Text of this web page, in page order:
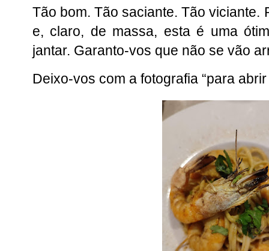
Tão bom. Tão saciante. Tão viciante.
e, claro, de massa, esta é uma
jantar. Garanto-vos que não se vão
Deixo-vos com a fotografia “para abrir